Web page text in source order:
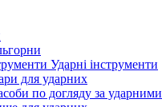
Ударні інструменти
для ударних
по догляду за ударними